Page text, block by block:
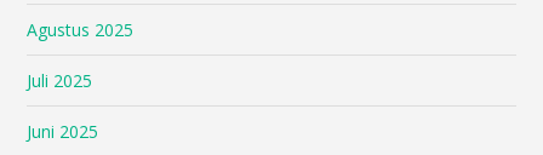
Agustus 2025
Juli 2025
Juni 2025